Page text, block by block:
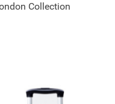
Collection